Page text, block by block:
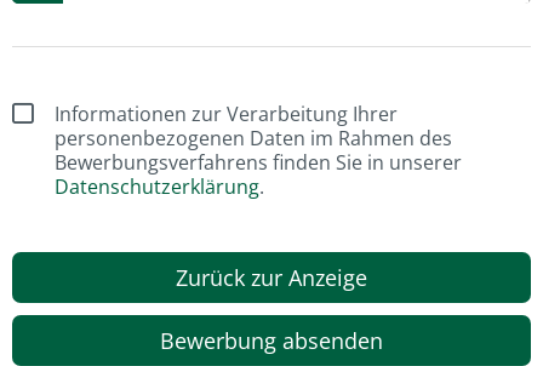
Informationen zur Verarbeitung Ihrer
personenbezogenen Daten im Rahmen des
Bewerbungsverfahrens finden Sie in unserer
Datenschutzerklärung.
Zurück zur Anzeige
Bewerbung absenden